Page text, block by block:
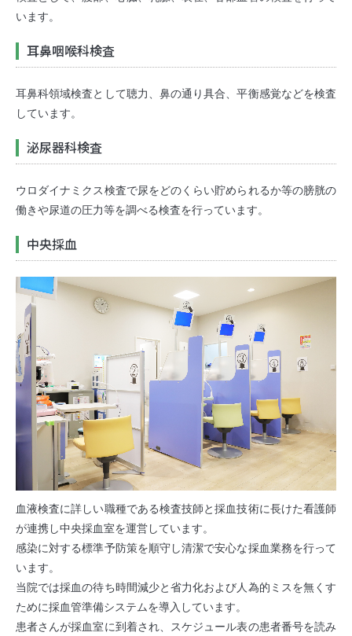
います。
耳鼻咽喉科検査
耳鼻科領域検査として聴力、鼻の通り具合、平衡感覚などを検査
しています。
泌尿器科検査
ウロダイナミクス検査で尿をどのくらい貯められるか等の膀胱の
働きや尿道の圧力等を調べる検査を行っています。
中央採血
血液検査に詳しい職種である検査技師と採血技術に長けた看護師
が連携し中央採血室を運営しています。
感染に対する標準予防策を順守し清潔で安心な採血業務を行って
います。
当院では採血の待ち時間減少と省力化および人為的ミスを無くす
ために採血管準備システムを導入しています。
患者さんが採血室に到着され、スケジュール表の患者番号を読み